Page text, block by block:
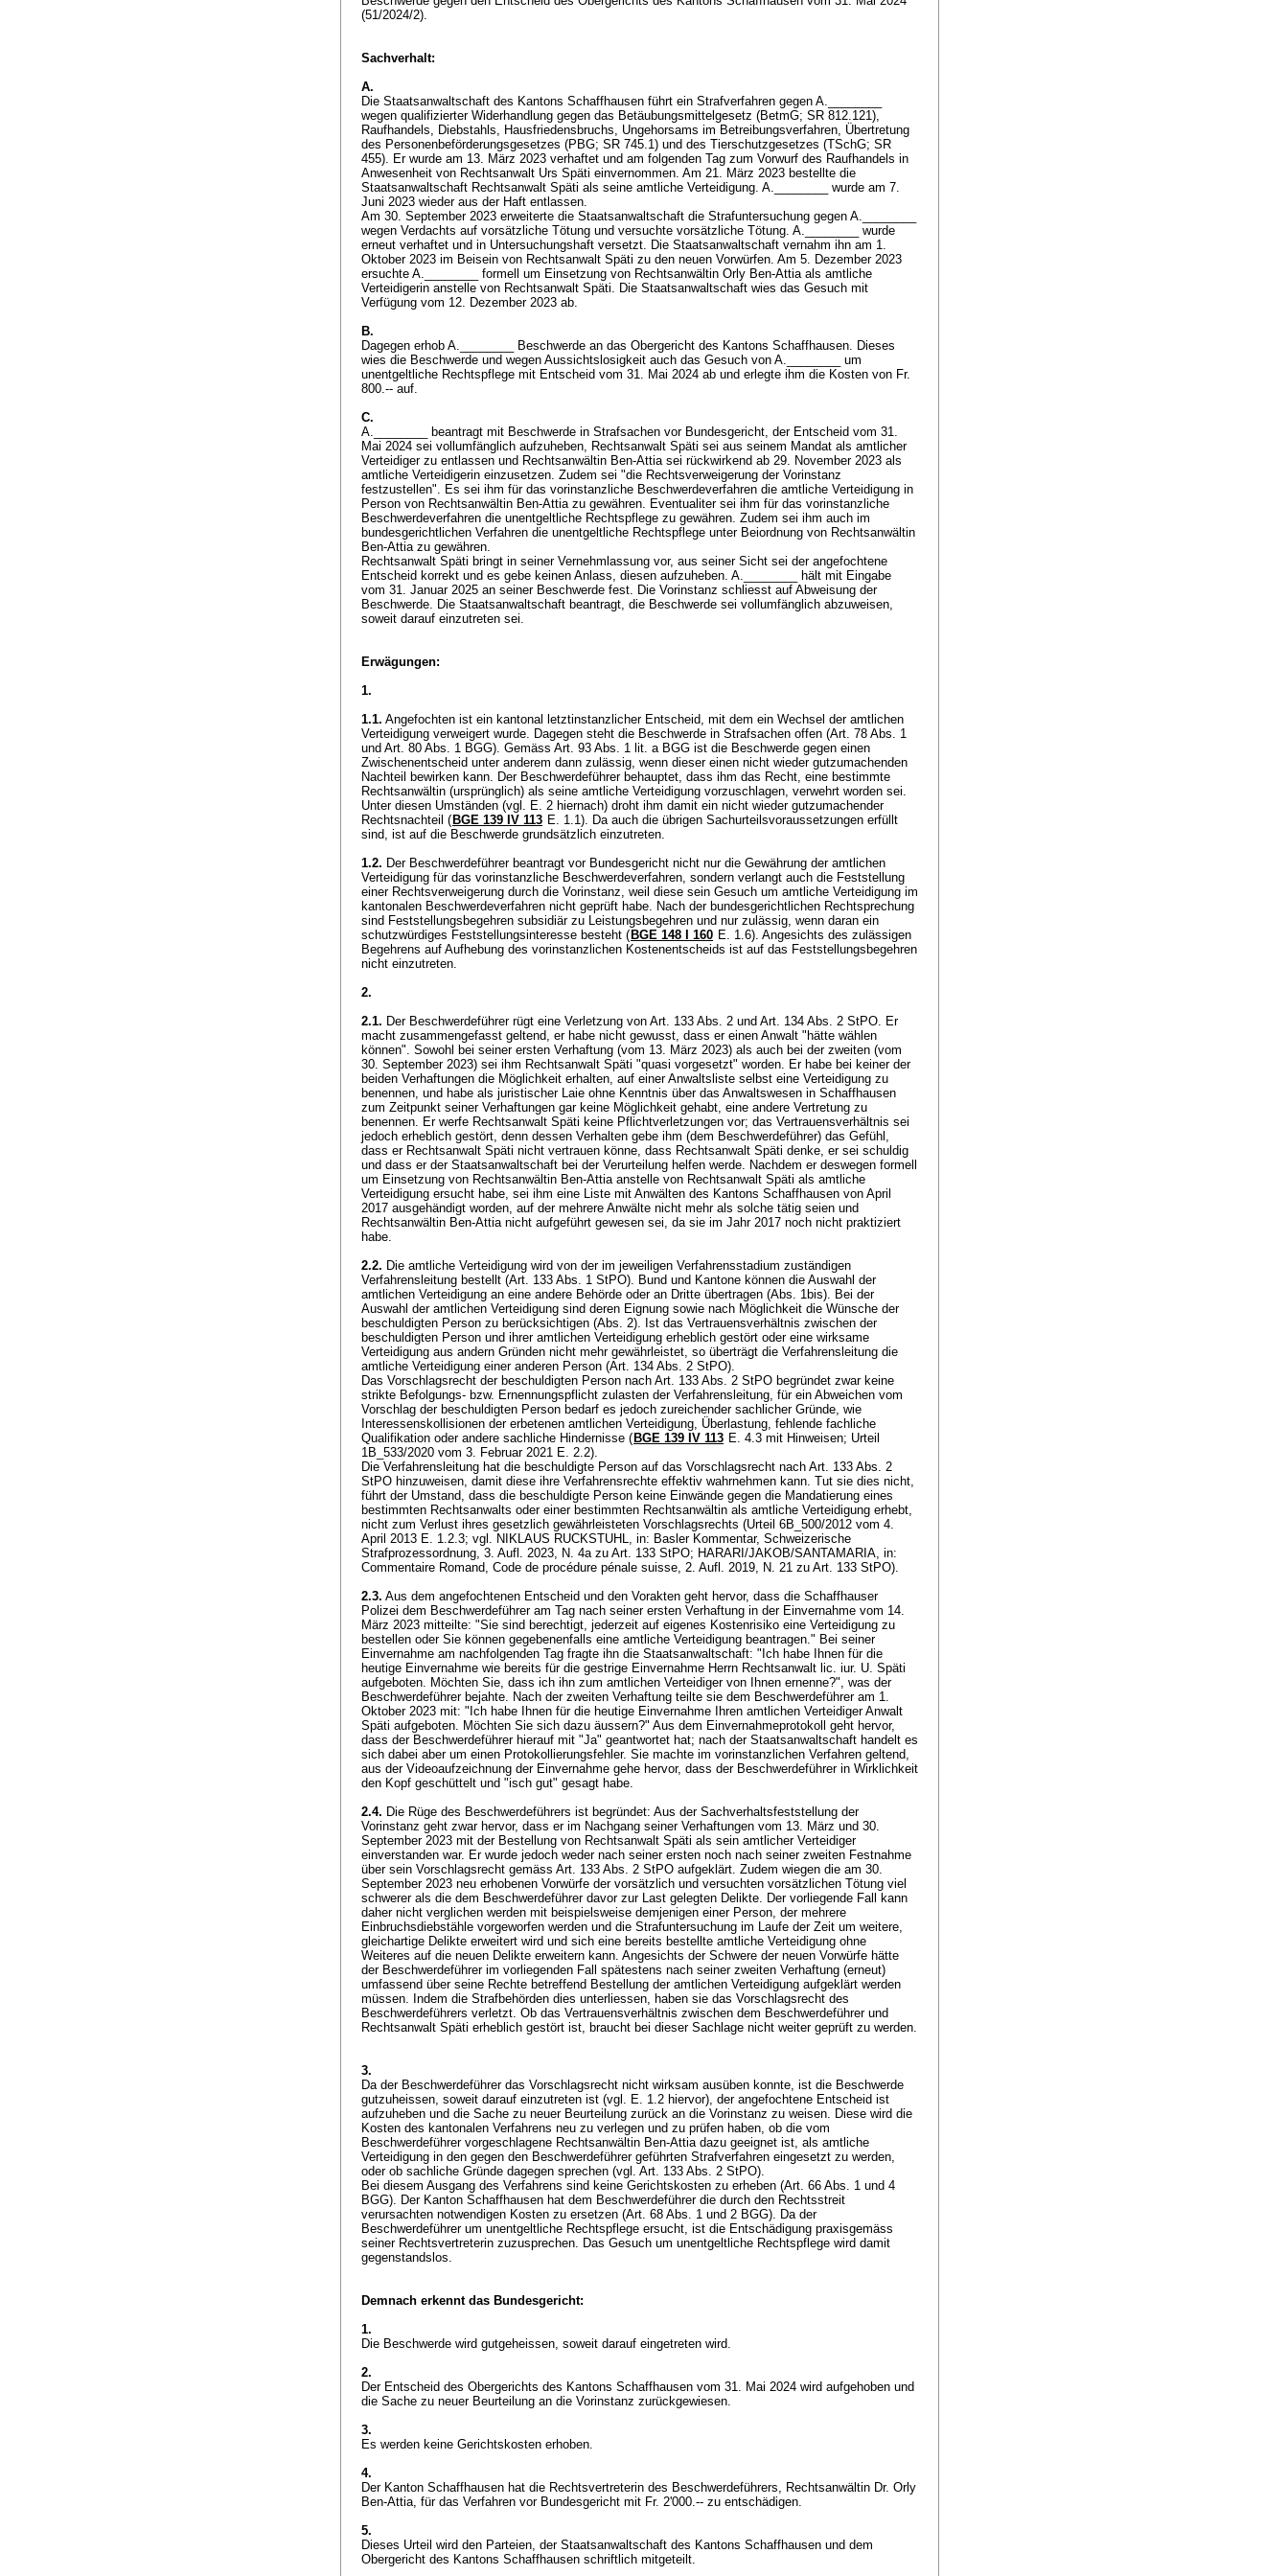
(51/2024/2).
Sachverhalt:
A.
Die Staatsanwaltschaft des Kantons Schaffhausen führt ein Strafverfahren gegen A.________
wegen qualifizierter Widerhandlung gegen das Betäubungsmittelgesetz (BetmG; SR 812.121),
Raufhandels, Diebstahls, Hausfriedensbruchs, Ungehorsams im Betreibungsverfahren, Übertretung
des Personenbeförderungsgesetzes (PBG; SR 745.1) und des Tierschutzgesetzes (TSchG; SR
455). Er wurde am 13. März 2023 verhaftet und am folgenden Tag zum Vorwurf des Raufhandels in
Anwesenheit von Rechtsanwalt Urs Späti einvernommen. Am 21. März 2023 bestellte die
Staatsanwaltschaft Rechtsanwalt Späti als seine amtliche Verteidigung. A.________ wurde am 7.
Juni 2023 wieder aus der Haft entlassen.
Am 30. September 2023 erweiterte die Staatsanwaltschaft die Strafuntersuchung gegen A.________
wegen Verdachts auf vorsätzliche Tötung und versuchte vorsätzliche Tötung. A.________ wurde
erneut verhaftet und in Untersuchungshaft versetzt. Die Staatsanwaltschaft vernahm ihn am 1.
Oktober 2023 im Beisein von Rechtsanwalt Späti zu den neuen Vorwürfen. Am 5. Dezember 2023
ersuchte A.________ formell um Einsetzung von Rechtsanwältin Orly Ben-Attia als amtliche
Verteidigerin anstelle von Rechtsanwalt Späti. Die Staatsanwaltschaft wies das Gesuch mit
Verfügung vom 12. Dezember 2023 ab.
B.
Dagegen erhob A.________ Beschwerde an das Obergericht des Kantons Schaffhausen. Dieses
wies die Beschwerde und wegen Aussichtslosigkeit auch das Gesuch von A.________ um
unentgeltliche Rechtspflege mit Entscheid vom 31. Mai 2024 ab und erlegte ihm die Kosten von Fr.
800.-- auf.
C.
A.________ beantragt mit Beschwerde in Strafsachen vor Bundesgericht, der Entscheid vom 31.
Mai 2024 sei vollumfänglich aufzuheben, Rechtsanwalt Späti sei aus seinem Mandat als amtlicher
Verteidiger zu entlassen und Rechtsanwältin Ben-Attia sei rückwirkend ab 29. November 2023 als
amtliche Verteidigerin einzusetzen. Zudem sei "die Rechtsverweigerung der Vorinstanz
festzustellen". Es sei ihm für das vorinstanzliche Beschwerdeverfahren die amtliche Verteidigung in
Person von Rechtsanwältin Ben-Attia zu gewähren. Eventualiter sei ihm für das vorinstanzliche
Beschwerdeverfahren die unentgeltliche Rechtspflege zu gewähren. Zudem sei ihm auch im
bundesgerichtlichen Verfahren die unentgeltliche Rechtspflege unter Beiordnung von Rechtsanwältin
Ben-Attia zu gewähren.
Rechtsanwalt Späti bringt in seiner Vernehmlassung vor, aus seiner Sicht sei der angefochtene
Entscheid korrekt und es gebe keinen Anlass, diesen aufzuheben. A.________ hält mit Eingabe
vom 31. Januar 2025 an seiner Beschwerde fest. Die Vorinstanz schliesst auf Abweisung der
Beschwerde. Die Staatsanwaltschaft beantragt, die Beschwerde sei vollumfänglich abzuweisen,
soweit darauf einzutreten sei.
Erwägungen:
1.
1.1. Angefochten ist ein kantonal letztinstanzlicher Entscheid, mit dem ein Wechsel der amtlichen
Verteidigung verweigert wurde. Dagegen steht die Beschwerde in Strafsachen offen (Art. 78 Abs. 1
und Art. 80 Abs. 1 BGG). Gemäss Art. 93 Abs. 1 lit. a BGG ist die Beschwerde gegen einen
Zwischenentscheid unter anderem dann zulässig, wenn dieser einen nicht wieder gutzumachenden
Nachteil bewirken kann. Der Beschwerdeführer behauptet, dass ihm das Recht, eine bestimmte
Rechtsanwältin (ursprünglich) als seine amtliche Verteidigung vorzuschlagen, verwehrt worden sei.
Unter diesen Umständen (vgl. E. 2 hiernach) droht ihm damit ein nicht wieder gutzumachender
Rechtsnachteil ( BGE 139 IV 113 E. 1.1). Da auch die übrigen Sachurteilsvoraussetzungen erfüllt
sind, ist auf die Beschwerde grundsätzlich einzutreten.
1.2. Der Beschwerdeführer beantragt vor Bundesgericht nicht nur die Gewährung der amtlichen
Verteidigung für das vorinstanzliche Beschwerdeverfahren, sondern verlangt auch die Feststellung
einer Rechtsverweigerung durch die Vorinstanz, weil diese sein Gesuch um amtliche Verteidigung im
kantonalen Beschwerdeverfahren nicht geprüft habe. Nach der bundesgerichtlichen Rechtsprechung
sind Feststellungsbegehren subsidiär zu Leistungsbegehren und nur zulässig, wenn daran ein
schutzwürdiges Feststellungsinteresse besteht ( BGE 148 I 160 E. 1.6). Angesichts des zulässigen
Begehrens auf Aufhebung des vorinstanzlichen Kostenentscheids ist auf das Feststellungsbegehren
nicht einzutreten.
2.
2.1. Der Beschwerdeführer rügt eine Verletzung von Art. 133 Abs. 2 und Art. 134 Abs. 2 StPO. Er
macht zusammengefasst geltend, er habe nicht gewusst, dass er einen Anwalt "hätte wählen
können". Sowohl bei seiner ersten Verhaftung (vom 13. März 2023) als auch bei der zweiten (vom
30. September 2023) sei ihm Rechtsanwalt Späti "quasi vorgesetzt" worden. Er habe bei keiner der
beiden Verhaftungen die Möglichkeit erhalten, auf einer Anwaltsliste selbst eine Verteidigung zu
benennen, und habe als juristischer Laie ohne Kenntnis über das Anwaltswesen in Schaffhausen
zum Zeitpunkt seiner Verhaftungen gar keine Möglichkeit gehabt, eine andere Vertretung zu
benennen. Er werfe Rechtsanwalt Späti keine Pflichtverletzungen vor; das Vertrauensverhältnis sei
jedoch erheblich gestört, denn dessen Verhalten gebe ihm (dem Beschwerdeführer) das Gefühl,
dass er Rechtsanwalt Späti nicht vertrauen könne, dass Rechtsanwalt Späti denke, er sei schuldig
und dass er der Staatsanwaltschaft bei der Verurteilung helfen werde. Nachdem er deswegen formell
um Einsetzung von Rechtsanwältin Ben-Attia anstelle von Rechtsanwalt Späti als amtliche
Verteidigung ersucht habe, sei ihm eine Liste mit Anwälten des Kantons Schaffhausen von April
2017 ausgehändigt worden, auf der mehrere Anwälte nicht mehr als solche tätig seien und
Rechtsanwältin Ben-Attia nicht aufgeführt gewesen sei, da sie im Jahr 2017 noch nicht praktiziert
habe.
2.2. Die amtliche Verteidigung wird von der im jeweiligen Verfahrensstadium zuständigen
Verfahrensleitung bestellt (Art. 133 Abs. 1 StPO). Bund und Kantone können die Auswahl der
amtlichen Verteidigung an eine andere Behörde oder an Dritte übertragen (Abs. 1bis). Bei der
Auswahl der amtlichen Verteidigung sind deren Eignung sowie nach Möglichkeit die Wünsche der
beschuldigten Person zu berücksichtigen (Abs. 2). Ist das Vertrauensverhältnis zwischen der
beschuldigten Person und ihrer amtlichen Verteidigung erheblich gestört oder eine wirksame
Verteidigung aus andern Gründen nicht mehr gewährleistet, so überträgt die Verfahrensleitung die
amtliche Verteidigung einer anderen Person (Art. 134 Abs. 2 StPO).
Das Vorschlagsrecht der beschuldigten Person nach Art. 133 Abs. 2 StPO begründet zwar keine
strikte Befolgungs- bzw. Ernennungspflicht zulasten der Verfahrensleitung, für ein Abweichen vom
Vorschlag der beschuldigten Person bedarf es jedoch zureichender sachlicher Gründe, wie
Interessenskollisionen der erbetenen amtlichen Verteidigung, Überlastung, fehlende fachliche
Qualifikation oder andere sachliche Hindernisse ( BGE 139 IV 113 E. 4.3 mit Hinweisen; Urteil
1B_533/2020 vom 3. Februar 2021 E. 2.2).
Die Verfahrensleitung hat die beschuldigte Person auf das Vorschlagsrecht nach Art. 133 Abs. 2
StPO hinzuweisen, damit diese ihre Verfahrensrechte effektiv wahrnehmen kann. Tut sie dies nicht,
führt der Umstand, dass die beschuldigte Person keine Einwände gegen die Mandatierung eines
bestimmten Rechtsanwalts oder einer bestimmten Rechtsanwältin als amtliche Verteidigung erhebt,
nicht zum Verlust ihres gesetzlich gewährleisteten Vorschlagsrechts (Urteil 6B_500/2012 vom 4.
April 2013 E. 1.2.3; vgl. NIKLAUS RUCKSTUHL, in: Basler Kommentar, Schweizerische
Strafprozessordnung, 3. Aufl. 2023, N. 4a zu Art. 133 StPO; HARARI/JAKOB/SANTAMARIA, in:
Commentaire Romand, Code de procédure pénale suisse, 2. Aufl. 2019, N. 21 zu Art. 133 StPO).
2.3. Aus dem angefochtenen Entscheid und den Vorakten geht hervor, dass die Schaffhauser
Polizei dem Beschwerdeführer am Tag nach seiner ersten Verhaftung in der Einvernahme vom 14.
März 2023 mitteilte: "Sie sind berechtigt, jederzeit auf eigenes Kostenrisiko eine Verteidigung zu
bestellen oder Sie können gegebenenfalls eine amtliche Verteidigung beantragen." Bei seiner
Einvernahme am nachfolgenden Tag fragte ihn die Staatsanwaltschaft: "Ich habe Ihnen für die
heutige Einvernahme wie bereits für die gestrige Einvernahme Herrn Rechtsanwalt lic. iur. U. Späti
aufgeboten. Möchten Sie, dass ich ihn zum amtlichen Verteidiger von Ihnen ernenne?", was der
Beschwerdeführer bejahte. Nach der zweiten Verhaftung teilte sie dem Beschwerdeführer am 1.
Oktober 2023 mit: "Ich habe Ihnen für die heutige Einvernahme Ihren amtlichen Verteidiger Anwalt
Späti aufgeboten. Möchten Sie sich dazu äussern?" Aus dem Einvernahmeprotokoll geht hervor,
dass der Beschwerdeführer hierauf mit "Ja" geantwortet hat; nach der Staatsanwaltschaft handelt es
sich dabei aber um einen Protokollierungsfehler. Sie machte im vorinstanzlichen Verfahren geltend,
aus der Videoaufzeichnung der Einvernahme gehe hervor, dass der Beschwerdeführer in Wirklichkeit
den Kopf geschüttelt und "isch gut" gesagt habe.
2.4. Die Rüge des Beschwerdeführers ist begründet: Aus der Sachverhaltsfeststellung der
Vorinstanz geht zwar hervor, dass er im Nachgang seiner Verhaftungen vom 13. März und 30.
September 2023 mit der Bestellung von Rechtsanwalt Späti als sein amtlicher Verteidiger
einverstanden war. Er wurde jedoch weder nach seiner ersten noch nach seiner zweiten Festnahme
über sein Vorschlagsrecht gemäss Art. 133 Abs. 2 StPO aufgeklärt. Zudem wiegen die am 30.
September 2023 neu erhobenen Vorwürfe der vorsätzlich und versuchten vorsätzlichen Tötung viel
schwerer als die dem Beschwerdeführer davor zur Last gelegten Delikte. Der vorliegende Fall kann
daher nicht verglichen werden mit beispielsweise demjenigen einer Person, der mehrere
Einbruchsdiebstähle vorgeworfen werden und die Strafuntersuchung im Laufe der Zeit um weitere,
gleichartige Delikte erweitert wird und sich eine bereits bestellte amtliche Verteidigung ohne
Weiteres auf die neuen Delikte erweitern kann. Angesichts der Schwere der neuen Vorwürfe hätte
der Beschwerdeführer im vorliegenden Fall spätestens nach seiner zweiten Verhaftung (erneut)
umfassend über seine Rechte betreffend Bestellung der amtlichen Verteidigung aufgeklärt werden
müssen. Indem die Strafbehörden dies unterliessen, haben sie das Vorschlagsrecht des
Beschwerdeführers verletzt. Ob das Vertrauensverhältnis zwischen dem Beschwerdeführer und
Rechtsanwalt Späti erheblich gestört ist, braucht bei dieser Sachlage nicht weiter geprüft zu werden.
3.
Da der Beschwerdeführer das Vorschlagsrecht nicht wirksam ausüben konnte, ist die Beschwerde
gutzuheissen, soweit darauf einzutreten ist (vgl. E. 1.2 hiervor), der angefochtene Entscheid ist
aufzuheben und die Sache zu neuer Beurteilung zurück an die Vorinstanz zu weisen. Diese wird die
Kosten des kantonalen Verfahrens neu zu verlegen und zu prüfen haben, ob die vom
Beschwerdeführer vorgeschlagene Rechtsanwältin Ben-Attia dazu geeignet ist, als amtliche
Verteidigung in den gegen den Beschwerdeführer geführten Strafverfahren eingesetzt zu werden,
oder ob sachliche Gründe dagegen sprechen (vgl. Art. 133 Abs. 2 StPO).
Bei diesem Ausgang des Verfahrens sind keine Gerichtskosten zu erheben (Art. 66 Abs. 1 und 4
BGG). Der Kanton Schaffhausen hat dem Beschwerdeführer die durch den Rechtsstreit
verursachten notwendigen Kosten zu ersetzen (Art. 68 Abs. 1 und 2 BGG). Da der
Beschwerdeführer um unentgeltliche Rechtspflege ersucht, ist die Entschädigung praxisgemäss
seiner Rechtsvertreterin zuzusprechen. Das Gesuch um unentgeltliche Rechtspflege wird damit
gegenstandslos.
Demnach erkennt das Bundesgericht:
1.
Die Beschwerde wird gutgeheissen, soweit darauf eingetreten wird.
2.
Der Entscheid des Obergerichts des Kantons Schaffhausen vom 31. Mai 2024 wird aufgehoben und
die Sache zu neuer Beurteilung an die Vorinstanz zurückgewiesen.
3.
Es werden keine Gerichtskosten erhoben.
4.
Der Kanton Schaffhausen hat die Rechtsvertreterin des Beschwerdeführers, Rechtsanwältin Dr. Orly
Ben-Attia, für das Verfahren vor Bundesgericht mit Fr. 2'000.-- zu entschädigen.
5.
Dieses Urteil wird den Parteien, der Staatsanwaltschaft des Kantons Schaffhausen und dem
Obergericht des Kantons Schaffhausen schriftlich mitgeteilt.